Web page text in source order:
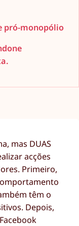
pró-monopólio
mas DUAS
acções
Primeiro,
têm o
Depois,